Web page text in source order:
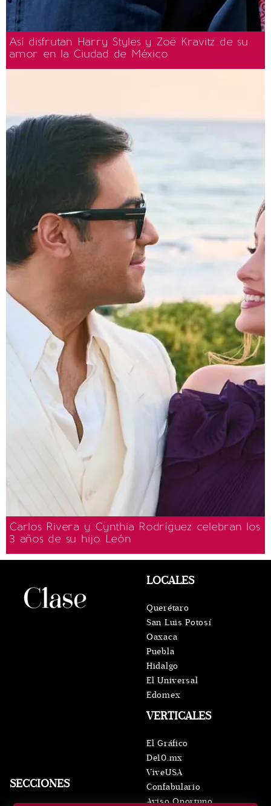
Así disfrutan Harry Styles y Zoë Kravitz de su
amor en la Ciudad de México
Carlos Rivera y Cynthia Rodríguez celebran los
3 años de su hijo León
SECCIONES
VERTICALES
El Gráfico
De10.mx
ViveUSA
Confabulario
Aviso Oportuno
LOCALES
Querétaro
San Luis Potosí
Oaxaca
Puebla
Hidalgo
El Universal
Edomex